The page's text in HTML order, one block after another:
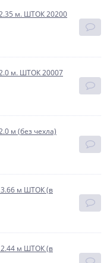
м. ШТОК 20200
м. ШТОК 20007
м (без чехла)
м ШТОК (в
м ШТОК (в